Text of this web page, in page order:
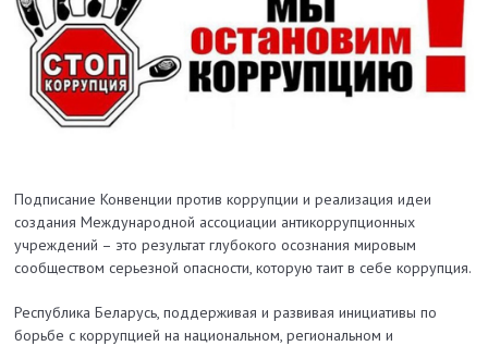
Подписание Конвенции против коррупции и реализация идеи
создания Международной ассоциации антикоррупционных
учреждений – это результат глубокого осознания мировым
сообществом серьезной опасности, которую таит в себе коррупция.
Республика Беларусь, поддерживая и развивая инициативы по
борьбе с коррупцией на национальном, региональном и